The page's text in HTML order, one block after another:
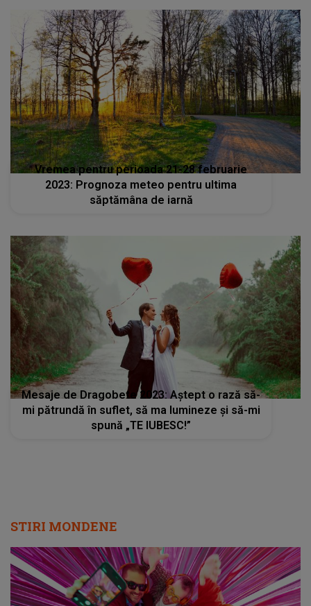
Vremea pentru perioada 21-28 februarie
2023: Prognoza meteo pentru ultima
săptămâna de iarnă
Mesaje de Dragobete 2023: Aștept o rază să-
mi pătrundă în suflet, să ma lumineze și să-mi
spună „TE IUBESC!”
STIRI MONDENE